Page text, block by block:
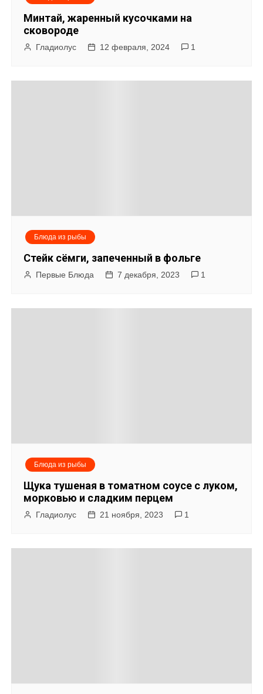
Минтай, жаренный кусочками на
сковороде
Гладиолус 12 февраля, 2024 1
Блюда из рыбы
Стейк сёмги, запеченный в фольге
Первые Блюда 7 декабря, 2023 1
Блюда из рыбы
Щука тушеная в томатном соусе с луком,
морковью и сладким перцем
Гладиолус 21 ноября, 2023 1